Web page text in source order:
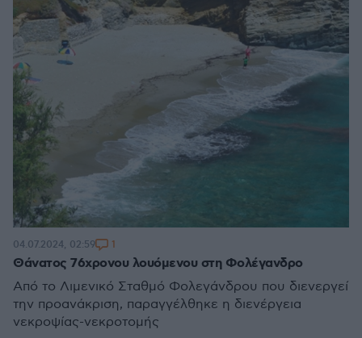
Θάνατος 76χρονου λουόμενου στη Φολέγανδρο
Από το Λιμενικό Σταθμό Φολεγάνδρου που διενεργεί
την προανάκριση, παραγγέλθηκε η διενέργεια
νεκροψίας-νεκροτομής
04.07.2024, 02:59 1